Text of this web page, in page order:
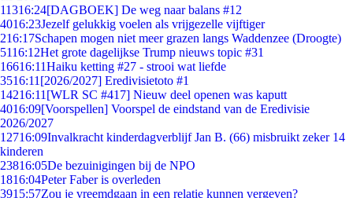
11316:24[DAGBOEK] De weg naar balans #12
4016:23Jezelf gelukkig voelen als vrijgezelle vijftiger
216:17Schapen mogen niet meer grazen langs Waddenzee (Droogte)
5116:12Het grote dagelijkse Trump nieuws topic #31
16616:11Haiku ketting #27 - strooi wat liefde
3516:11 [2026/2027] Eredivisietoto #1
14216:11 [WLR SC #417] Nieuw deel openen was kaputt
4016:09[Voorspellen] Voorspel de eindstand van de Eredivisie
2026/2027
12716:09Invalkracht kinderdagverblijf Jan B. (66) misbruikt zeker 14
kinderen
23816:05De bezuinigingen bij de NPO
1816:04Peter Faber is overleden
3915:57Zou je vreemdgaan in een relatie kunnen vergeven?